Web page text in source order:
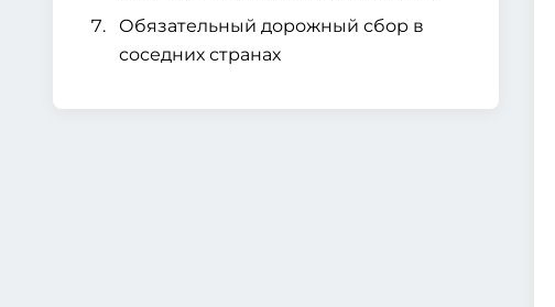
Обязательный дорожный сбор в
соседних странах